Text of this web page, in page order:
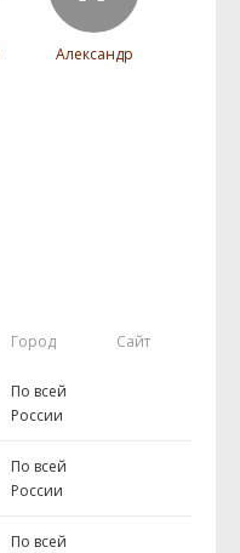
Александр
Город Сайт
По всей
России
По всей
России
По всей